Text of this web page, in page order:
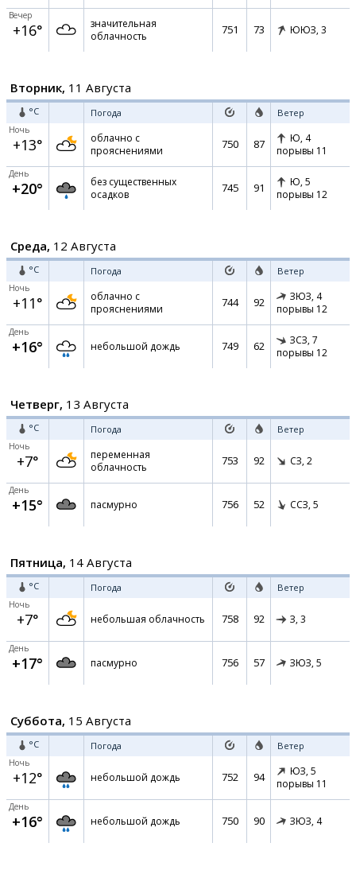
Вечер
+16°
значительная
облачность
751 73 ЮЮЗ, 3
Вторник, 11 Августа
°C Погода Ветер
Ночь
+13°
облачно с
прояснениями
750 87 Ю, 4
порывы 11
День
+20°
без существенных
осадков
745 91 Ю, 5
порывы 12
Среда, 12 Августа
°C Погода Ветер
Ночь
+11°
облачно с
прояснениями
744 92 ЗЮЗ, 4
порывы 12
День
+16° небольшой дождь 749 62 ЗСЗ, 7
порывы 12
Четверг, 13 Августа
°C Погода Ветер
Ночь
+7°
переменная
облачность
753 92 СЗ, 2
День
+15° пасмурно 756 52 ССЗ, 5
Пятница, 14 Августа
°C Погода Ветер
Ночь
+7° небольшая облачность 758 92 З, 3
День
+17° пасмурно 756 57 ЗЮЗ, 5
Суббота, 15 Августа
°C Погода Ветер
Ночь
+12° небольшой дождь 752 94 ЮЗ, 5
порывы 11
День
+16° небольшой дождь 750 90 ЗЮЗ, 4